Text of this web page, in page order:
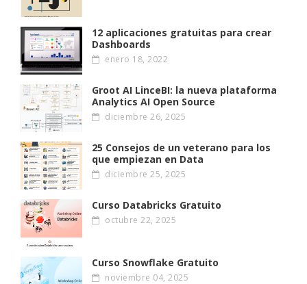
12 aplicaciones gratuitas para crear
Dashboards
enero 18, 2022
Groot AI LinceBI: la nueva plataforma
Analytics AI Open Source
diciembre 26, 2025
25 Consejos de un veterano para los
que empiezan en Data
diciembre 25, 2025
Curso Databricks Gratuito
octubre 22, 2025
Curso Snowflake Gratuito
noviembre 04, 2025